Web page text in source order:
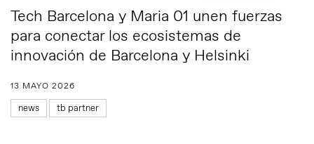
Tech Barcelona y Maria 01 unen fuerzas
para conectar los ecosistemas de
innovación de Barcelona y Helsinki
13 MAYO 2026
news tb partner